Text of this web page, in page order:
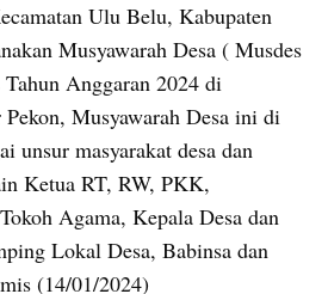
Ulu Belu, Kabupaten
Musyawarah Desa ( Musdes
Anggaran 2024 di
Musyawarah Desa ini di
unsur masyarakat desa dan
Ketua RT, RW, PKK,
Agama, Kepala Desa dan
Lokal Desa, Babinsa dan
(14/01/2024)